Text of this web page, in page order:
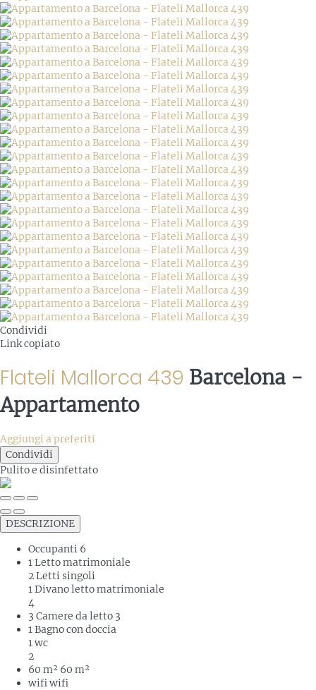
Condividi
Link copiato
Flateli Mallorca 439 Barcelona -
Appartamento
Aggiungi a preferiti
Condividi
Pulitoe disinfettato
DESCRIZIONE
Occupanti 6
1 Letto matrimoniale
2 Letti singoli
1 Divano letto matrimoniale
4
3 Camere da letto 3
1 Bagno con doccia
1 wc
2
60 m² 60 m²
wifiwifi